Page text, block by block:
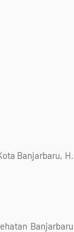
Banjarbaru, H.
Banjarbaru